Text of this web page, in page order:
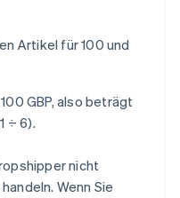
Artikel für 100 und
GBP, also beträgt
÷ 6).
nicht
Wenn Sie